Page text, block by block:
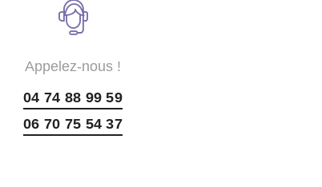
Appelez-nous !
04 74 88 99 59
06 70 75 54 37